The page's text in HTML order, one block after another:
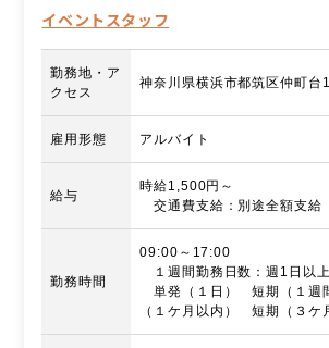
イベントスタッフ
勤務地・ア
クセス
神奈川県横浜市都筑区仲町台
雇用形態 アルバイト
給与
時給1,500円～
交通費支給：別途全額支給
勤務時間
09:00～17:00
１週間勤務日数：週1日以上
単発（１日） 短期（１週
（１ケ月以内） 短期（３ケ